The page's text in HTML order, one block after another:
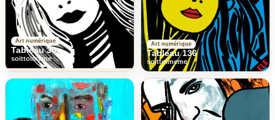
Art numérique
Tableau 30
soittoimeme
Art numérique
Tableau 136
soittoimeme